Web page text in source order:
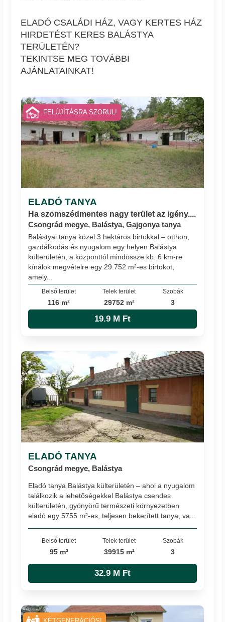
ELADÓ CSALÁDI HÁZ, VAGY KERTES HÁZ
HIRDETÉST KERES BALÁSTYA
TERÜLETÉN?
TEKINTSE MEG TOVÁBBI
AJÁNLATAINKAT!
ELADÓ TANYA
Ha szomszédmentes nagy terület az igény....
Csongrád megye, Balástya, Gajgonya tanya
Balástyai tanya közel 3 hektáros birtokkal – otthon,
gazdálkodás és nyugalom egy helyen Balástya
külterületén, a központtól mindössze kb. 6 km-re
kínálok megvételre egy 29.752 m²-es birtokot,
amely...
Belső terület
116 m²
Telek terület
29752 m²
Szobák
3
19.9 M Ft
FELÚJÍTÁSRA SZORUL!
ELADÓ TANYA
Csongrád megye, Balástya
Eladó tanya Balástya külterületén – ahol a nyugalom
találkozik a lehetőségekkel Balástya csendes
külterületén, gyönyörű természeti környezetben
eladó egy 5755 m²-es, teljesen bekerített tanya, va...
Belső terület
95 m²
Telek terület
39915 m²
Szobák
3
32.9 M Ft